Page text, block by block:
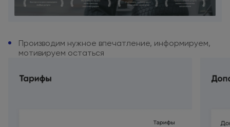
Производим нужное впечатление, информируем,
мотивируем остаться